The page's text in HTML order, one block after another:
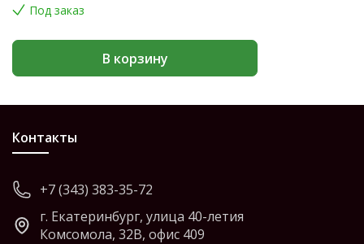
Под заказ
В корзину
Контакты
+7 (343) 383-35-72
г. Екатеринбург, улица 40-летия
Комсомола, 32В, офис 409